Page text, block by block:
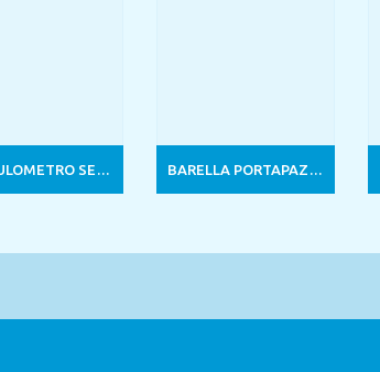
COAGULOMETRO SEMIAUTOMATICO 4 CANALI BARELLA PORTAPAZIENTE PIEGHEVOLE CON PIEDI